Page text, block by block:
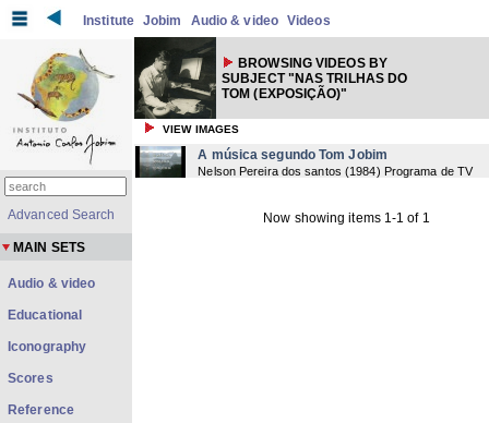
Institute Jobim Audio & video Videos
BROWSING VIDEOS BY
SUBJECT "NAS TRILHAS DO
TOM (EXPOSIÇÃO)"
VIEW IMAGES
A música segundo Tom Jobim
Nelson Pereira dos santos (1984) Programa de TV
Now showing items 1-1 of 1
Advanced Search
MAIN SETS
Audio & video
Educational
Iconography
Scores
Reference